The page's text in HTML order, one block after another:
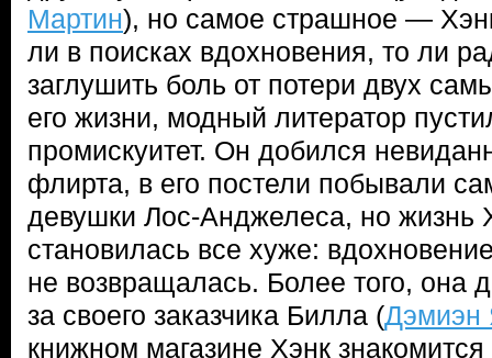
Мартин), но самое страшное —
ли в поисках вдохновения, то ли
заглушить боль от потери двух
его жизни, модный литератор
промискуитет. Он добился
флирта, в его постели побывали
девушки Лос-Анджелеса, но жизнь
становилась все хуже:
не возвращалась. Более того, она
за своего заказчика Билла (Дэмиэн
книжном магазине Хэнк знакомится